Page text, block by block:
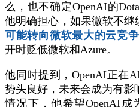
么，也不确定OpenAI的
他明确担心，如果微软不继
可能转向微软最大的云竞
开时贬低微软和Azure。
他同时提到，OpenAI正在
势头良好，未来会成为有影
情况下，他希望OpenAI成